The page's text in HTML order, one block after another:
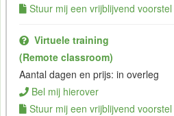
Stuur mij een vrijblijvend voorstel
Virtuele training
(Remote classroom)
Aantal dagen en prijs: in overleg
Bel mij hierover
Stuur mij een vrijblijvend voorstel